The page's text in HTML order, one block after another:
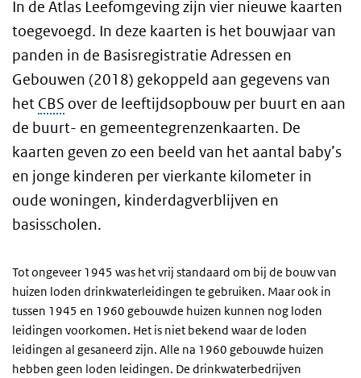
In de Atlas Leefomgeving zijn vier nieuwe kaarten
toegevoegd. In deze kaarten is het bouwjaar van
panden in de Basisregistratie Adressen en
Gebouwen (2018) gekoppeld aan gegevens van
het CBS over de leeftijdsopbouw per buurt en aan
de buurt- en gemeentegrenzenkaarten. De
kaarten geven zo een beeld van het aantal baby’s
en jonge kinderen per vierkante kilometer in
oude woningen, kinderdagverblijven en
basisscholen.
Tot ongeveer 1945 was het vrij standaard om bij de bouw van
huizen loden drinkwaterleidingen te gebruiken. Maar ook in
tussen 1945 en 1960 gebouwde huizen kunnen nog loden
leidingen voorkomen. Het is niet bekend waar de loden
leidingen al gesaneerd zijn. Alle na 1960 gebouwde huizen
hebben geen loden leidingen. De drinkwaterbedrijven